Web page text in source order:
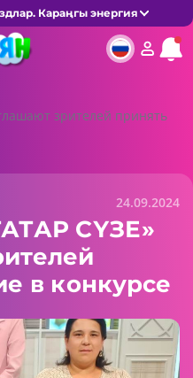
Караңгы энергия
зрителей принять
24.09.2024
СҮЗЕ»
в конкурсе